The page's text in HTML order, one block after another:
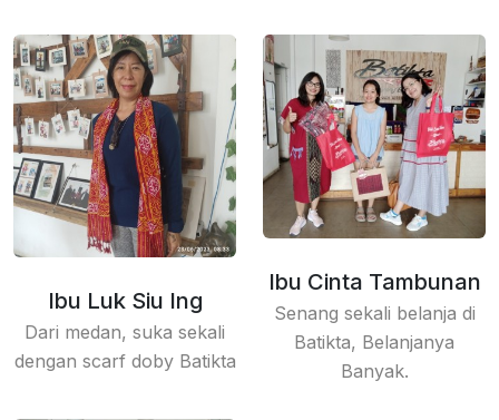
Ibu Luk Siu Ing
Dari medan, suka sekali
dengan scarf doby Batikta
Ibu Cinta Tambunan
Senang sekali belanja di
Batikta, Belanjanya
Banyak.